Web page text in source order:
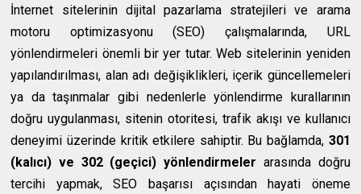
İnternet sitelerinin dijital pazarlama stratejileri ve arama
motoru optimizasyonu (SEO) çalışmalarında, URL
yönlendirmeleri önemli bir yer tutar. Web sitelerinin yeniden
yapılandırılması, alan adı değişiklikleri, içerik güncellemeleri
ya da taşınmalar gibi nedenlerle yönlendirme kurallarının
doğru uygulanması, sitenin otoritesi, trafik akışı ve kullanıcı
deneyimi üzerinde kritik etkilere sahiptir. Bu bağlamda, 301
(kalıcı) ve 302 (geçici) yönlendirmeler arasında doğru
tercihi yapmak, SEO başarısı açısından hayati öneme